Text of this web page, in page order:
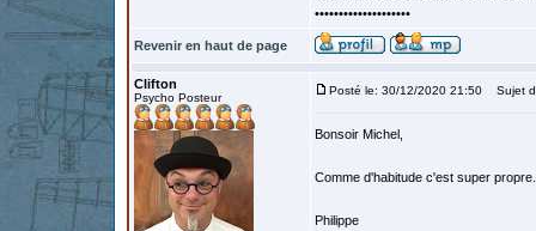
••••••••••••••••••••
Revenir en haut de page
Clifton
Psycho Posteur
Posté le: 30/12/2020 21:50 Sujet
Bonsoir Michel,
Comme d'habitude c'est super
Philippe